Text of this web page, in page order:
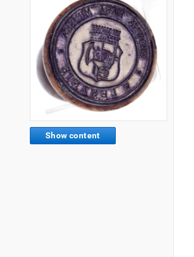
Show content